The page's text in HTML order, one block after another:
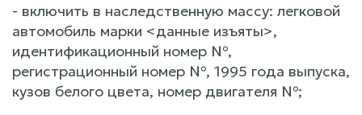
- включить в наследственную массу: легковой
автомобиль марки <данные изъяты>,
идентификационный номер №,
регистрационный номер №, 1995 года выпуска,
кузов белого цвета, номер двигателя №;